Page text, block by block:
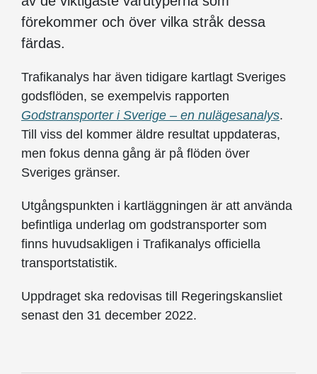
förekommer och över vilka stråk dessa
färdas.
Trafikanalys har även tidigare kartlagt Sveriges
godsflöden, se exempelvis rapporten
Godstransporter i Sverige – en nulägesanalys.
Till viss del kommer äldre resultat uppdateras,
men fokus denna gång är på flöden över
Sveriges gränser.
Utgångspunkten i kartläggningen är att använda
befintliga underlag om godstransporter som
finns huvudsakligen i Trafikanalys officiella
transportstatistik.
Uppdraget ska redovisas till Regeringskansliet
senast den 31 december 2022.